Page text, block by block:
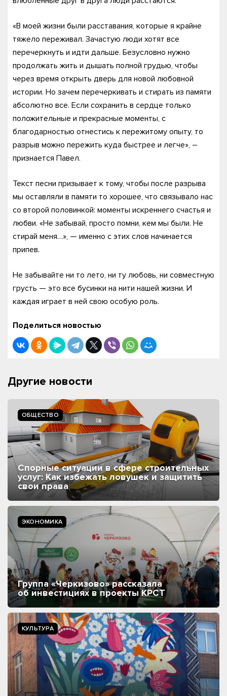
«В моей жизни были расставания, которые я крайне
тяжело переживал. Зачастую люди хотят все
перечеркнуть и идти дальше. Безусловно нужно
продолжать жить и дышать полной грудью, чтобы
через время открыть дверь для новой любовной
истории. Но зачем перечеркивать и стирать из памяти
абсолютно все. Если сохранить в сердце только
положительные и прекрасные моменты, с
благодарностью отнестись к пережитому опыту, то
разрыв можно пережить куда быстрее и легче», –
признается Павел.
Текст песни призывает к тому, чтобы после разрыва
мы оставляли в памяти то хорошее, что связывало нас
со второй половинкой: моменты искреннего счастья и
любви. «Не забывай, просто помни, кем мы были. Не
стирай меня…», — именно с этих слов начинается
припев.
Не забывайте ни то лето, ни ту любовь, ни совместную
грусть — это все бусинки на нити нашей жизни. И
каждая играет в ней свою особую роль.
Поделиться новостью
Другие новости
ОБЩЕСТВО
Спорные ситуации в сфере строительных
услуг: Как избежать ловушек и защитить
свои права
ЭКОНОМИКА
Группа «Черкизово» рассказала
об инвестициях в проекты КРСТ
КУЛЬТУРА